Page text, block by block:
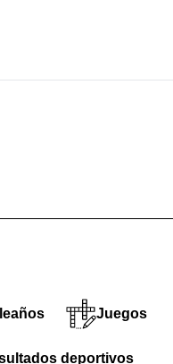
Juegos
deportivos